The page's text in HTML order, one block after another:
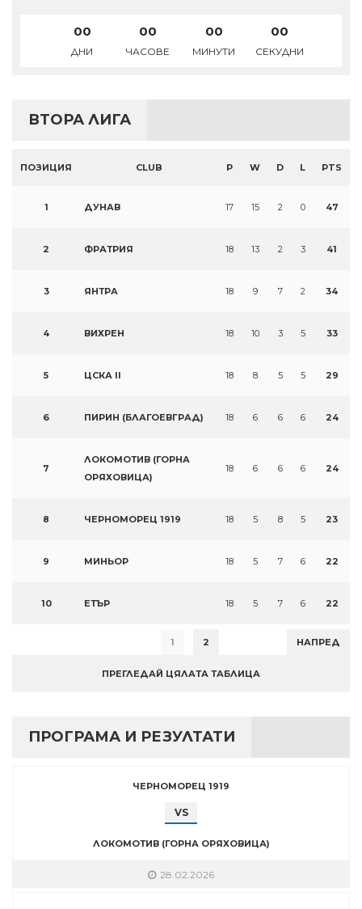
00
ДНИ
00
ЧАСОВЕ
00
МИНУТИ
00
СЕКУДНИ
ВТОРА ЛИГА
ПОЗИЦИЯ CLUB P W D L PTS
1 ДУНАВ 17 15 2 0 47
2 ФРАТРИЯ 18 13 2 3 41
3 ЯНТРА 18 9 7 2 34
4 ВИХРЕН 18 10 3 5 33
5 ЦСКА II 18 8 5 5 29
6 ПИРИН (БЛАГОЕВГРАД) 18 6 6 6 24
7
ЛОКОМОТИВ (ГОРНА
ОРЯХОВИЦА)
18 6 6 6 24
8 ЧЕРНОМОРЕЦ 1919 18 5 8 5 23
9 МИНЬОР 18 5 7 6 22
10 ЕТЪР 18 5 7 6 22
1 2 НАПРЕД
ПРЕГЛЕДАЙ ЦЯЛАТА ТАБЛИЦА
ПРОГРАМА И РЕЗУЛТАТИ
ЧЕРНОМОРЕЦ 1919
VS
ЛОКОМОТИВ (ГОРНА ОРЯХОВИЦА)
28.02.2026